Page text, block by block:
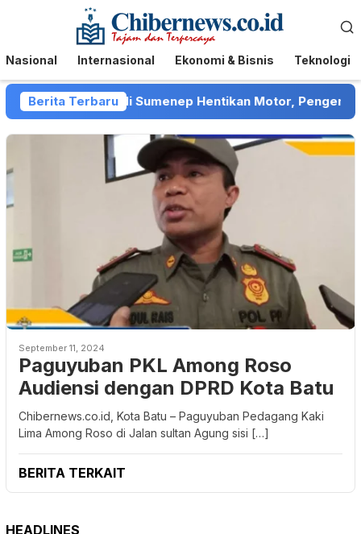
Menu
Mobile
Nasional Internasional Ekonomi & Bisnis Teknologi
Berita Terbaru
Collector di Sumenep Hentikan Motor, Pengendara
September 11, 2024
Paguyuban PKL Among Roso
Audiensi dengan DPRD Kota Batu
Chibernews.co.id, Kota Batu – Paguyuban Pedagang Kaki
Lima Among Roso di Jalan sultan Agung sisi […]
BERITA TERKAIT
HEADLINES